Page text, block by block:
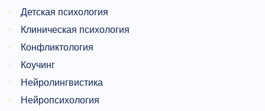
Детская психология
Клиническая психология
Конфликтология
Коучинг
Нейролингвистика
Нейропсихология